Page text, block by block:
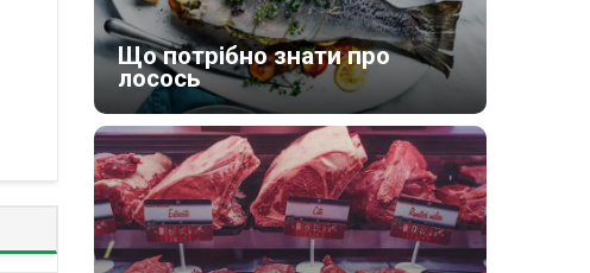
Що потрібно знати про
лосось